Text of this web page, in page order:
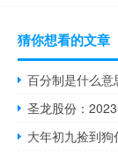
猜你想看的文章
百分制是什么意
圣龙股份：
大年初九捡到狗